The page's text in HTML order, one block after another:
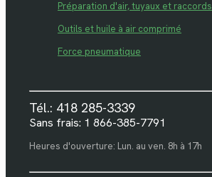
Préparation d'air, tuyaux et raccords
Outils et huile à air comprimé
Force pneumatique
Tél.: 418 285-3339
Sans frais: 1 866-385-7791
Heures d'ouverture: Lun. au ven. 8h à 17h